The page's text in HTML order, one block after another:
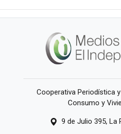
Cooperativa Periodística
Consumo y
9 de Julio 395, La